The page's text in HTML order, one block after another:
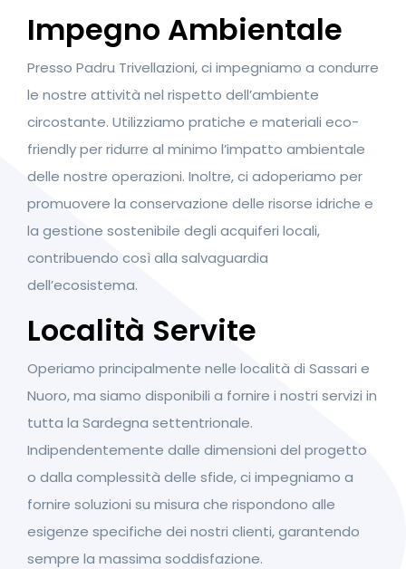
Impegno Ambientale
Presso Padru Trivellazioni, ci impegniamo a condurre
le nostre attività nel rispetto dell’ambiente
circostante. Utilizziamo pratiche e materiali eco-
friendly per ridurre al minimo l’impatto ambientale
delle nostre operazioni. Inoltre, ci adoperiamo per
promuovere la conservazione delle risorse idriche e
la gestione sostenibile degli acquiferi locali,
contribuendo così alla salvaguardia
dell’ecosistema.
Località Servite
Operiamo principalmente nelle località di Sassari e
Nuoro, ma siamo disponibili a fornire i nostri servizi in
tutta la Sardegna settentrionale.
Indipendentemente dalle dimensioni del progetto
o dalla complessità delle sfide, ci impegniamo a
fornire soluzioni su misura che rispondono alle
esigenze specifiche dei nostri clienti, garantendo
sempre la massima soddisfazione.